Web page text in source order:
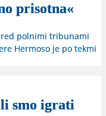
prisotna«
polnimi tribunami
Hermoso je po tekmi
smo igrati